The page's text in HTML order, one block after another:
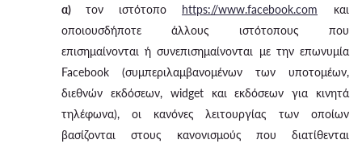
α) τον ιστότοπο https://www.facebook.com και
οποιουσδήποτε άλλους ιστότοπους που
επισημαίνονται ή συνεπισημαίνονται με την επωνυμία
Facebook (συμπεριλαμβανομένων των υποτομέων,
διεθνών εκδόσεων, widget και εκδόσεων για κινητά
τηλέφωνα), οι κανόνες λειτουργίας των οποίων
βασίζονται στους κανονισμούς που διατίθενται